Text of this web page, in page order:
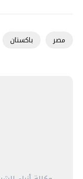
مصر باكستان